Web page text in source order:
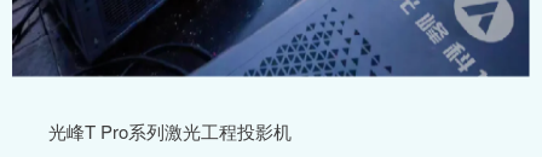
光峰T Pro系列激光工程投影机